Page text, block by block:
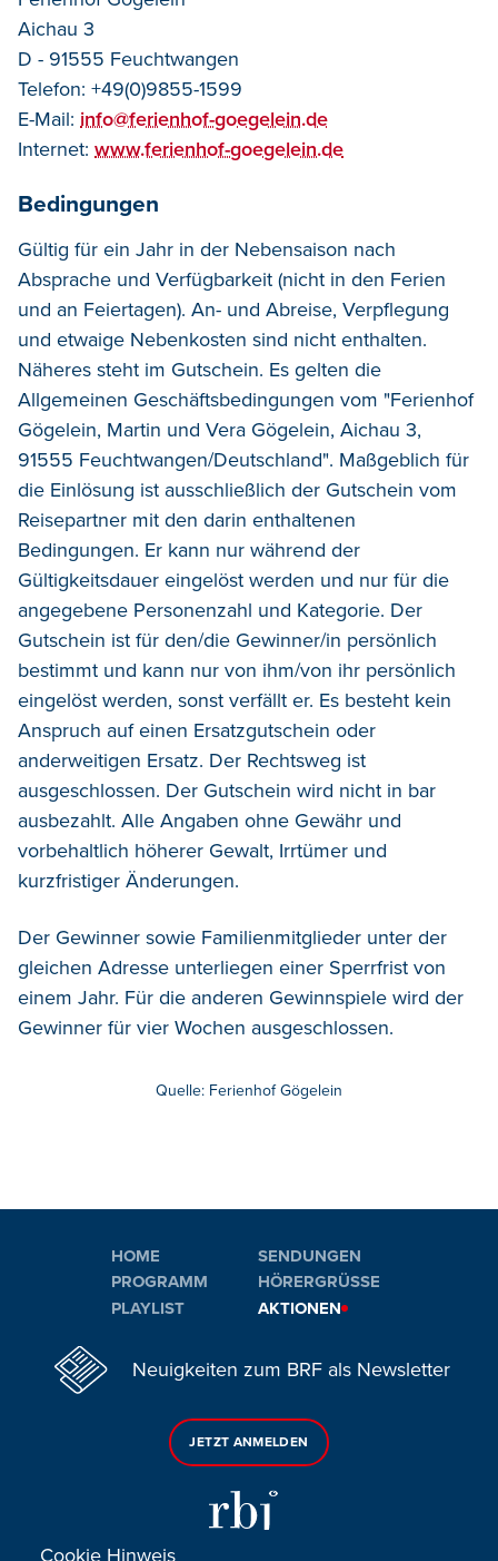
Aichau 3
D - 91555 Feuchtwangen
Telefon: +49(0)9855-1599
E-Mail: info@ferienhof-goegelein.de
Internet: www.ferienhof-goegelein.de
Bedingungen
Gültig für ein Jahr in der Nebensaison nach
Absprache und Verfügbarkeit (nicht in den Ferien
und an Feiertagen). An- und Abreise, Verpflegung
und etwaige Nebenkosten sind nicht enthalten.
Näheres steht im Gutschein. Es gelten die
Allgemeinen Geschäftsbedingungen vom "Ferienhof
Gögelein, Martin und Vera Gögelein, Aichau 3,
91555 Feuchtwangen/Deutschland". Maßgeblich für
die Einlösung ist ausschließlich der Gutschein vom
Reisepartner mit den darin enthaltenen
Bedingungen. Er kann nur während der
Gültigkeitsdauer eingelöst werden und nur für die
angegebene Personenzahl und Kategorie. Der
Gutschein ist für den/die Gewinner/in persönlich
bestimmt und kann nur von ihm/von ihr persönlich
eingelöst werden, sonst verfällt er. Es besteht kein
Anspruch auf einen Ersatzgutschein oder
anderweitigen Ersatz. Der Rechtsweg ist
ausgeschlossen. Der Gutschein wird nicht in bar
ausbezahlt. Alle Angaben ohne Gewähr und
vorbehaltlich höherer Gewalt, Irrtümer und
kurzfristiger Änderungen.
Der Gewinner sowie Familienmitglieder unter der
gleichen Adresse unterliegen einer Sperrfrist von
einem Jahr. Für die anderen Gewinnspiele wird der
Gewinner für vier Wochen ausgeschlossen.
Quelle: Ferienhof Gögelein
HOME
PROGRAMM
PLAYLIST
SENDUNGEN
HÖRERGRÜSSE
AKTIONEN
Neuigkeiten zum BRF als Newsletter
JETZT ANMELDEN
Cookie Hinweis